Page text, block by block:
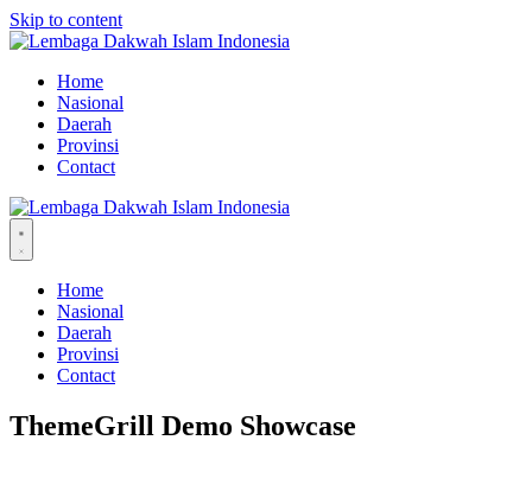
Skip to content
Home
Nasional
Daerah
Provinsi
Contact
Home
Nasional
Daerah
Provinsi
Contact
ThemeGrill Demo Showcase